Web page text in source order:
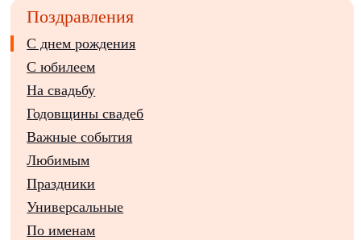
Поздравления
С днем рождения
С юбилеем
На свадьбу
Годовщины свадеб
Важные события
Любимым
Праздники
Универсальные
По именам